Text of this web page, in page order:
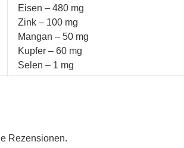
Eisen – 480 mg
Zink – 100 mg
Mangan – 50 mg
Kupfer – 60 mg
Selen – 1 mg
Rezensionen.